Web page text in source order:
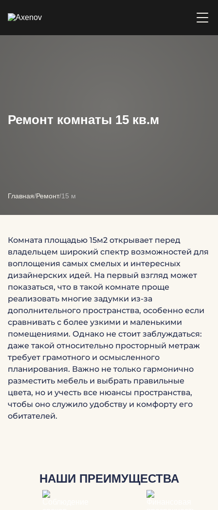
Ремонт комнаты 15 кв.м
Главная/Ремонт/15 м
Комната площадью 15м2 открывает перед
владельцем широкий спектр возможностей для
воплощения самых смелых и интересных
дизайнерских идей. На первый взгляд может
показаться, что в такой комнате проще
реализовать многие задумки из-за
дополнительного пространства, особенно если
сравнивать с более узкими и маленькими
помещениями. Однако не стоит заблуждаться:
даже такой относительно просторный метраж
требует грамотного и осмысленного
планирования. Важно не только гармонично
разместить мебель и выбрать правильные
цвета, но и учесть все нюансы пространства,
чтобы оно служило удобству и комфорту его
обитателей.
НАШИ ПРЕИМУЩЕСТВА